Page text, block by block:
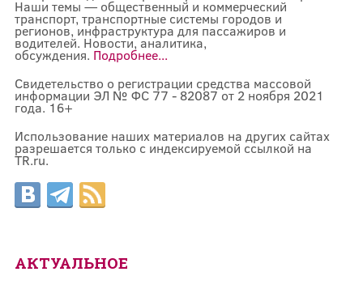
Наши темы — общественный и коммерческий
транспорт, транспортные системы городов и
регионов, инфраструктура для пассажиров и
водителей. Новости, аналитика,
обсуждения. Подробнее...
Свидетельство о регистрации средства массовой
информации ЭЛ № ФС 77 - 82087 от 2 ноября 2021
года. 16+
Использование наших материалов на других сайтах
разрешается только с индексируемой ссылкой на
TR.ru.
АКТУАЛЬНОЕ